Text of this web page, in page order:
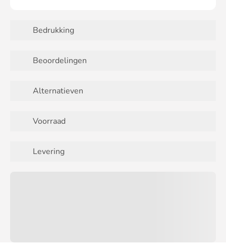
Bedrukking
Beoordelingen
Alternatieven
Voorraad
Levering